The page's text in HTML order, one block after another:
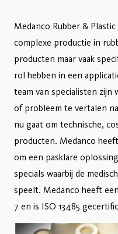
Medanco Rubber &
complexe productie in
producten maar vaak
rol hebben in een
team van specialisten zijn
of probleem te vertalen
nu gaat om technische,
producten. Medanco
om een pasklare
specials waarbij de
speelt. Medanco heeft
7 en is ISO 13485